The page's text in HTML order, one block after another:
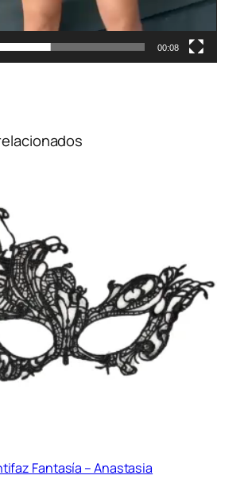
00:08
Fantasía – Anastasia